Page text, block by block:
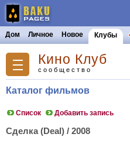
Дом Личное Новое Клубы
Кино Клуб
сообщество
Каталог фильмов
Список Добавить запись
Сделка (Deal) / 2008